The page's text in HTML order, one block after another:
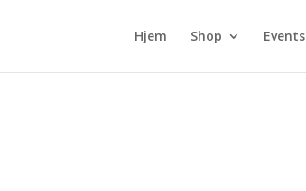
Hjem Shop Events